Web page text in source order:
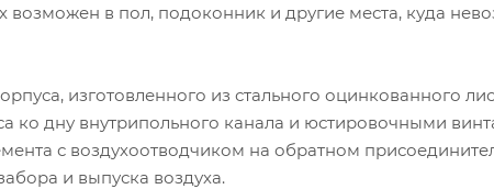
в пол, подоконник и другие места, куда
изготовленного из стального оцинкованного
ко дну внутрипольного канала и юстировочными
с воздухоотводчиком на обратном
и выпуска воздуха.